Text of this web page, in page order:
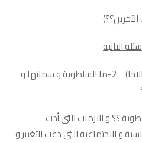
التالية
1-ما الديمقراطية ؟؟ (لغة و اصطلاحا) 2-ما السلطوية و سماتها و
؟؟ و الازمات التى أدت
الاجتماعية التى دعت للتغيير و